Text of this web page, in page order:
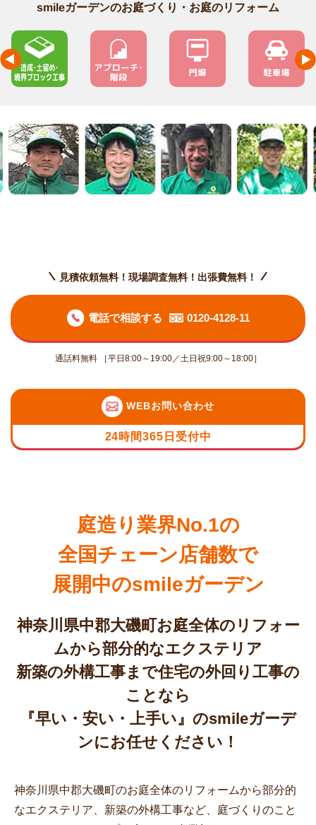
smileガーデンのお庭づくり・お庭のリフォーム
見積依頼無料！現場調査無料！出張費無料！
電話で相談する 0120-4128-11
通話料無料 ［平日8:00～19:00／土日祝9:00～18:00］
WEBお問い合わせ
24時間365日受付中
庭造り業界No.1の
全国チェーン店舗数で
展開中のsmileガーデン
神奈川県中郡大磯町お庭全体のリフォー
ムから部分的なエクステリア
新築の外構工事まで住宅の外回り工事の
ことなら
『早い・安い・上手い』のsmileガーデ
ンにお任せください！
神奈川県中郡大磯町のお庭全体のリフォームから部分的
なエクステリア、新築の外構工事など、庭づくりのこと